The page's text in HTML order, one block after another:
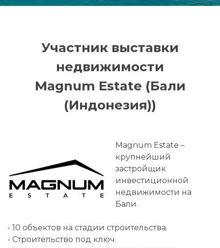
Участник выставки
недвижимости
Magnum Estate (Бали
(Индонезия))
Magnum Estate –
крупнейший
застройщик
инвестиционной
недвижимости на
Бали.
- 10 объектов на стадии строительства.
- Строительство под ключ.